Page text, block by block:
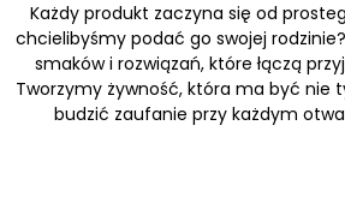
Każdy produkt zaczyna się od
chcielibyśmy podać go swojej rodzinie?
smaków i rozwiązań, które łączą
Tworzymy żywność, która ma być nie
budzić zaufanie przy każdym